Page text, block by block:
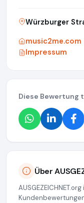
Würzburger
music2me.com
Impressum
Diese Bewertung
Über